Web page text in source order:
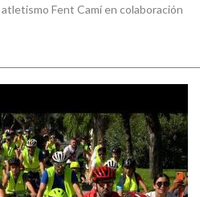
Fent Camí en colaboración